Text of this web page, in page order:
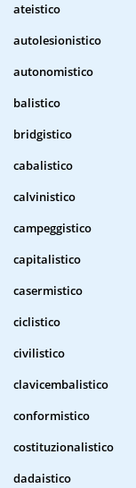
ateistico
autolesionistico
autonomistico
balistico
bridgistico
cabalistico
calvinistico
campeggistico
capitalistico
casermistico
ciclistico
civilistico
clavicembalistico
conformistico
costituzionalistico
dadaistico